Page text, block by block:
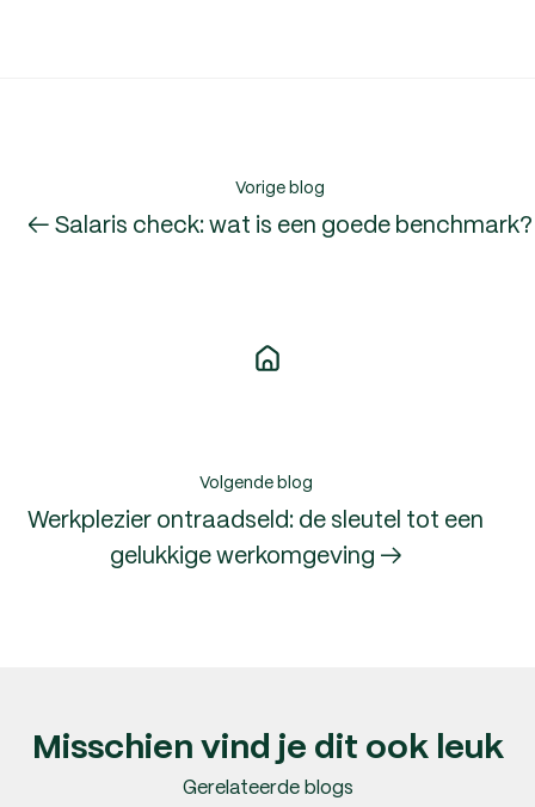
Vorige blog
← Salaris check: wat is een goede benchmark?
Volgende blog
Werkplezier ontraadseld: de sleutel tot een
gelukkige werkomgeving →
Misschien vind je dit ook leuk
Gerelateerde blogs